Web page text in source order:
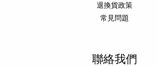
退換貨政策
常見問題
聯絡我們